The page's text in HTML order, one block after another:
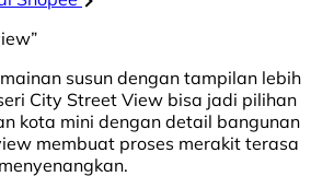
susun dengan tampilan lebih
City Street View bisa jadi pilihan
kota mini dengan detail bangunan
membuat proses merakit terasa